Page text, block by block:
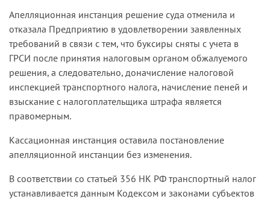
Апелляционная инстанция решение суда отменила и
отказала Предприятию в удовлетворении заявленных
требований в связи с тем, что буксиры сняты с учета в
ГРСИ после принятия налоговым органом обжалуемого
решения, а следовательно, доначисление налоговой
инспекцией транспортного налога, начисление пеней и
взыскание с налогоплательщика штрафа является
правомерным.
Кассационная инстанция оставила постановление
апелляционной инстанции без изменения.
В соответствии со статьей 356 НК РФ транспортный налог
устанавливается данным Кодексом и законами субъектов